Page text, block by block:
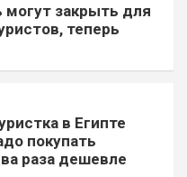
закрыть для
теперь
в Египте
покупать
раза дешевле